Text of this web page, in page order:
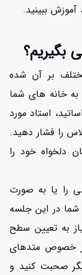
ببینید.
بگیریم؟
بر آن شده
خانه های شما
استاد مورد
را فشار دهید.
دلخواه خود را
را یا به صورت
شما در این جلسه
به تعیین سطح
در خصوص متدهای
صحبت کنید و